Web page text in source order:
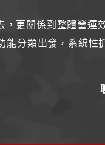
，更關係到整體營運
能分類出發，系統